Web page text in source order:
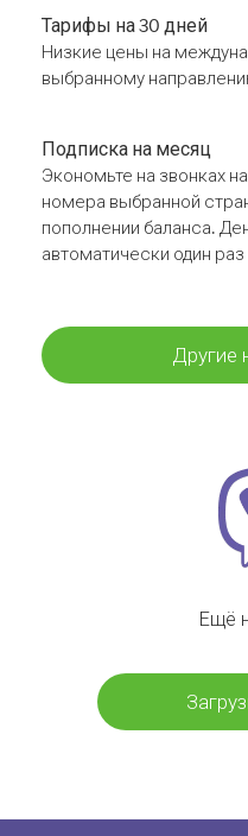
Тарифы на 30 дней
Низкие цены на
выбранному
Подписка на месяц
Экономьте на звонках
номера выбранной
пополнении баланса.
автоматически один
Другие
Ещё